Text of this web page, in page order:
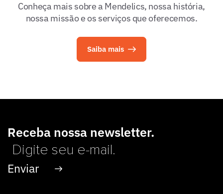
Conheça mais sobre a Mendelics, nossa história,
nossa missão e os serviços que oferecemos.
Saiba mais
Receba nossa newsletter.